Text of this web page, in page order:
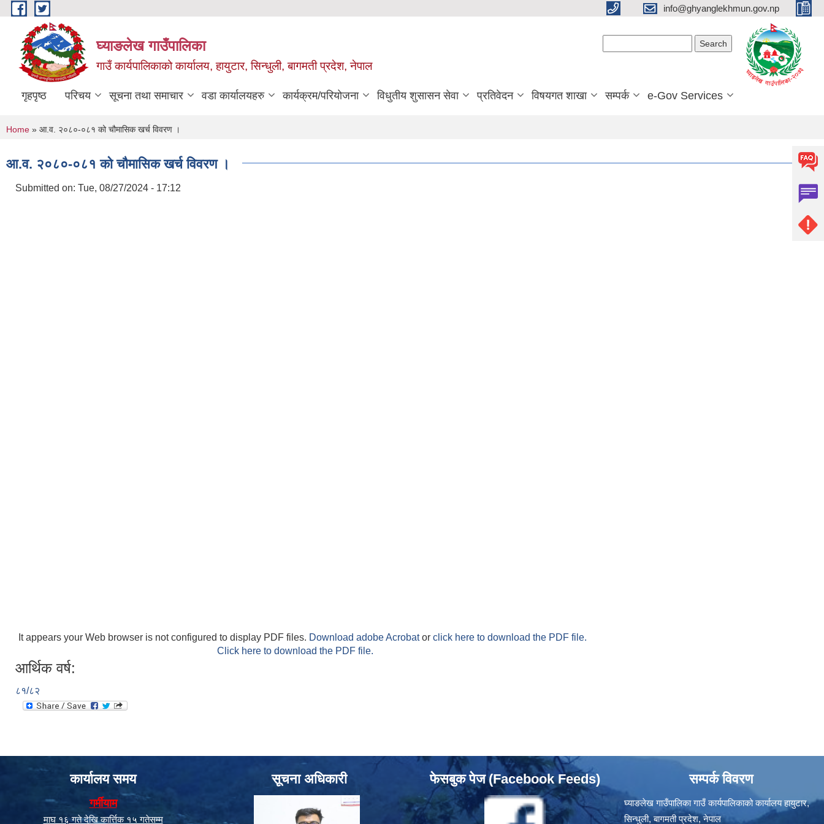
Skip to main content info@ghyanglekhmun.gov.np
घ्याङलेख गाउँपालिका
गाउँ कार्यपालिकाको कार्यालय, हायुटार, सिन्धुली, बागमती प्रदेश, नेपाल
गृहपृष्ठ परिचय सूचना तथा समाचार वडा कार्यालयहरु कार्यक्रम/परियोजना विधुतीय शुसासन सेवा प्रतिवेदन विषयगत शाखा सम्पर्क e-Gov Services
You are here
Home » आ.व. २०८०-०८१ को चौमासिक खर्च विवरण ।
आ.व. २०८०-०८१ को चौमासिक खर्च विवरण ।
Submitted on: Tue, 08/27/2024 - 17:12
It appears your Web browser is not configured to display PDF files. Download adobe Acrobator click here to download the PDF file.
Click here to download the PDF file.
आर्थिक वर्ष:
८१/८२
कार्यालय समय
गर्मीयाम
माघ १६ गते देखि कार्त्तिक १५ गतेसम्म
सूचना अधिकारी फेसबुक पेज (Facebook Feeds) सम्पर्क विवरण
घ्याङलेख गाउँपालिका गाउँ कार्यपालिकाको कार्यालय हायुटार,
सिन्धुली, बागमती प्रदेश, नेपाल